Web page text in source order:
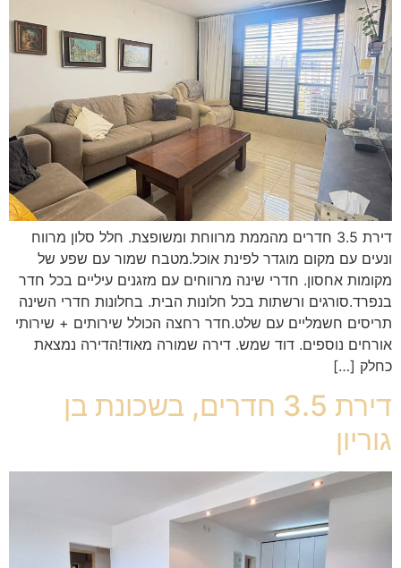
דירת 3.5 חדרים מהממת מרווחת ומשופצת. חלל סלון מרווח
ונעים עם מקום מוגדר לפינת אוכל.מטבח שמור עם שפע של
מקומות אחסון. חדרי שינה מרווחים עם מזגנים עיליים בכל חדר
בנפרד.סורגים ורשתות בכל חלונות הבית. בחלונות חדרי השינה
תריסים חשמליים עם שלט.חדר רחצה הכולל שירותים + שירותי
אורחים נוספים. דוד שמש. דירה שמורה מאוד!הדירה נמצאת
כחלק […]
דירת 3.5 חדרים, בשכונת בן
גוריון